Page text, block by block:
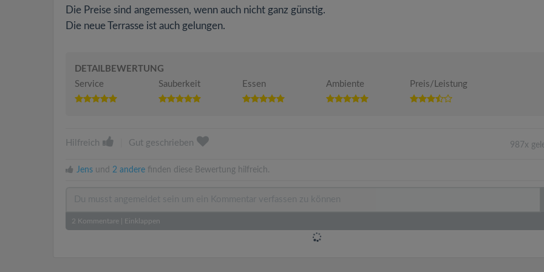
Die Preise sind angemessen, wenn auch nicht ganz günstig.
Die neue Terrasse ist auch gelungen.
DETAILBEWERTUNG
Service
Sauberkeit Essen Ambiente Preis/Leistung
Hilfreich Gut geschrieben 987x
Jens und 2 andere finden diese Bewertung hilfreich.
2 Kommentare Einklappen